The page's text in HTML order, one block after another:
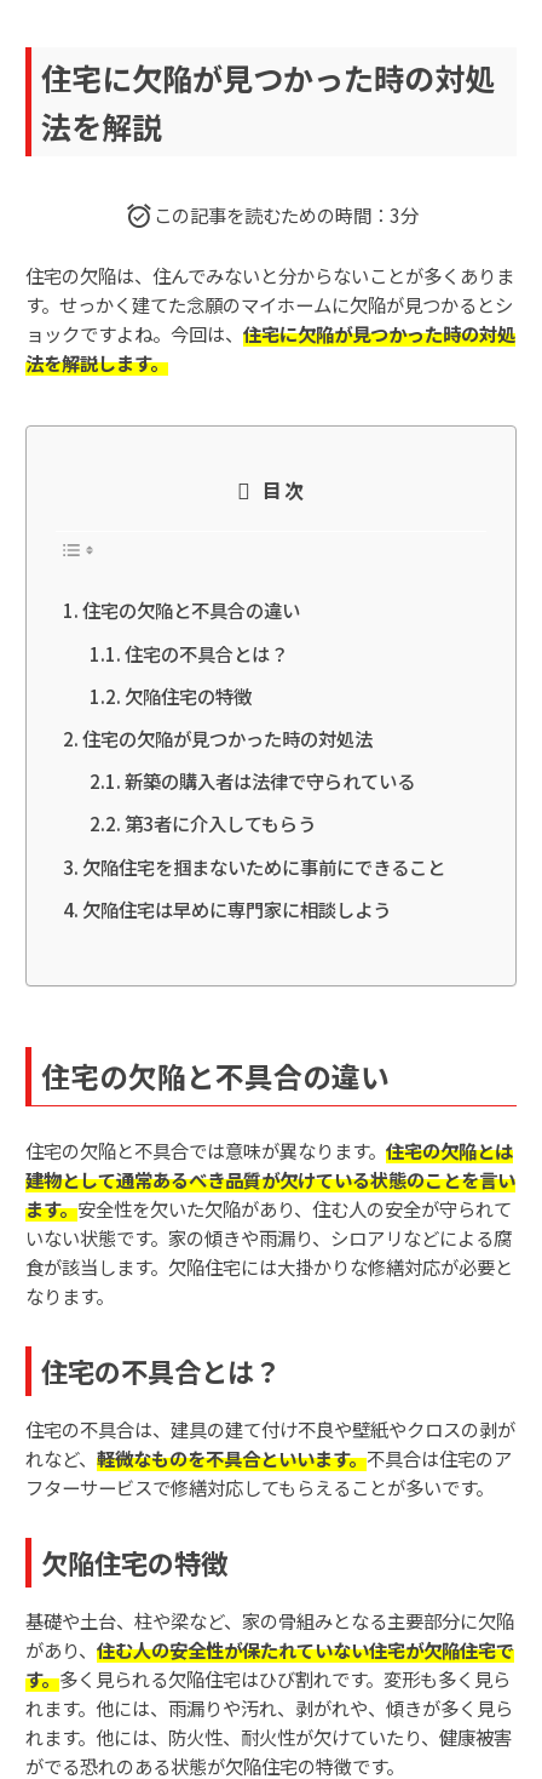
住宅に欠陥が見つかった時の対処
法を解説
この記事を読むための時間：3分
住宅の欠陥は、住んでみないと分からないことが多くありま
す。せっかく建てた念願のマイホームに欠陥が見つかるとシ
ョックですよね。今回は、 住宅に欠陥が見つかった時の対処
法を解説します。
目次
住宅の欠陥と不具合の違い
住宅の不具合とは？
欠陥住宅の特徴
住宅の欠陥が見つかった時の対処法
新築の購入者は法律で守られている
第3者に介入してもらう
欠陥住宅を掴まないために事前にできること
欠陥住宅は早めに専門家に相談しよう
住宅の欠陥と不具合の違い
住宅の欠陥と不具合では意味が異なります。 住宅の欠陥とは
建物として通常あるべき品質が欠けている状態のことを言い
ます。安全性を欠いた欠陥があり、住む人の安全が守られて
いない状態です。家の傾きや雨漏り、シロアリなどによる腐
食が該当します。欠陥住宅には大掛かりな修繕対応が必要と
なります。
住宅の不具合とは？
住宅の不具合は、建具の建て付け不良や壁紙やクロスの剥が
れなど、 軽微なものを不具合といいます。不具合は住宅のア
フターサービスで修繕対応してもらえることが多いです。
欠陥住宅の特徴
基礎や土台、柱や梁など、家の骨組みとなる主要部分に欠陥
があり、 住む人の安全性が保たれていない住宅が欠陥住宅で
す。多く見られる欠陥住宅はひび割れです。変形も多く見ら
れます。他には、雨漏りや汚れ、剥がれや、傾きが多く見ら
れます。他には、防火性、耐火性が欠けていたり、健康被害
がでる恐れのある状態が欠陥住宅の特徴です。